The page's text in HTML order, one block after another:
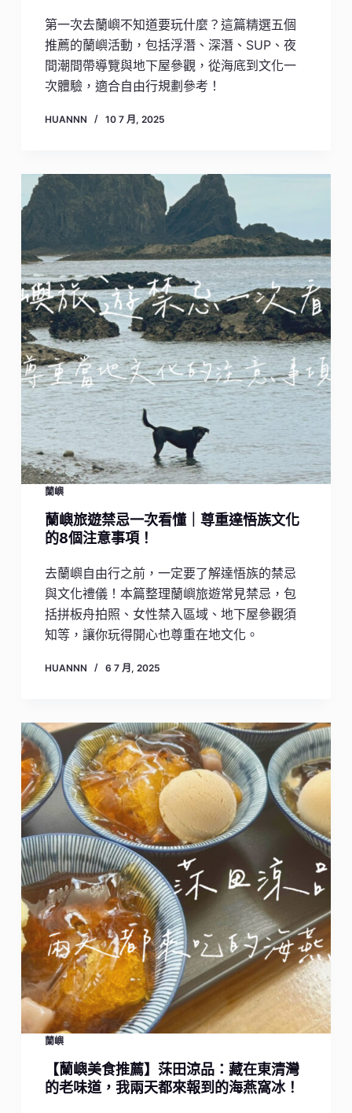
第一次去蘭嶼不知道要玩什麼？這篇精選五個
推薦的蘭嶼活動，包括浮潛、深潛、SUP、夜
間潮間帶導覽與地下屋參觀，從海底到文化一
次體驗，適合自由行規劃參考！
HUANNN 10 7 月, 2025
蘭嶼
蘭嶼旅遊禁忌一次看懂｜尊重達悟族文化
的8個注意事項！
去蘭嶼自由行之前，一定要了解達悟族的禁忌
與文化禮儀！本篇整理蘭嶼旅遊常見禁忌，包
括拼板舟拍照、女性禁入區域、地下屋參觀須
知等，讓你玩得開心也尊重在地文化。
HUANNN 6 7 月, 2025
蘭嶼
【蘭嶼美食推薦】莯田涼品：藏在東清灣
的老味道，我兩天都來報到的海燕窩冰！